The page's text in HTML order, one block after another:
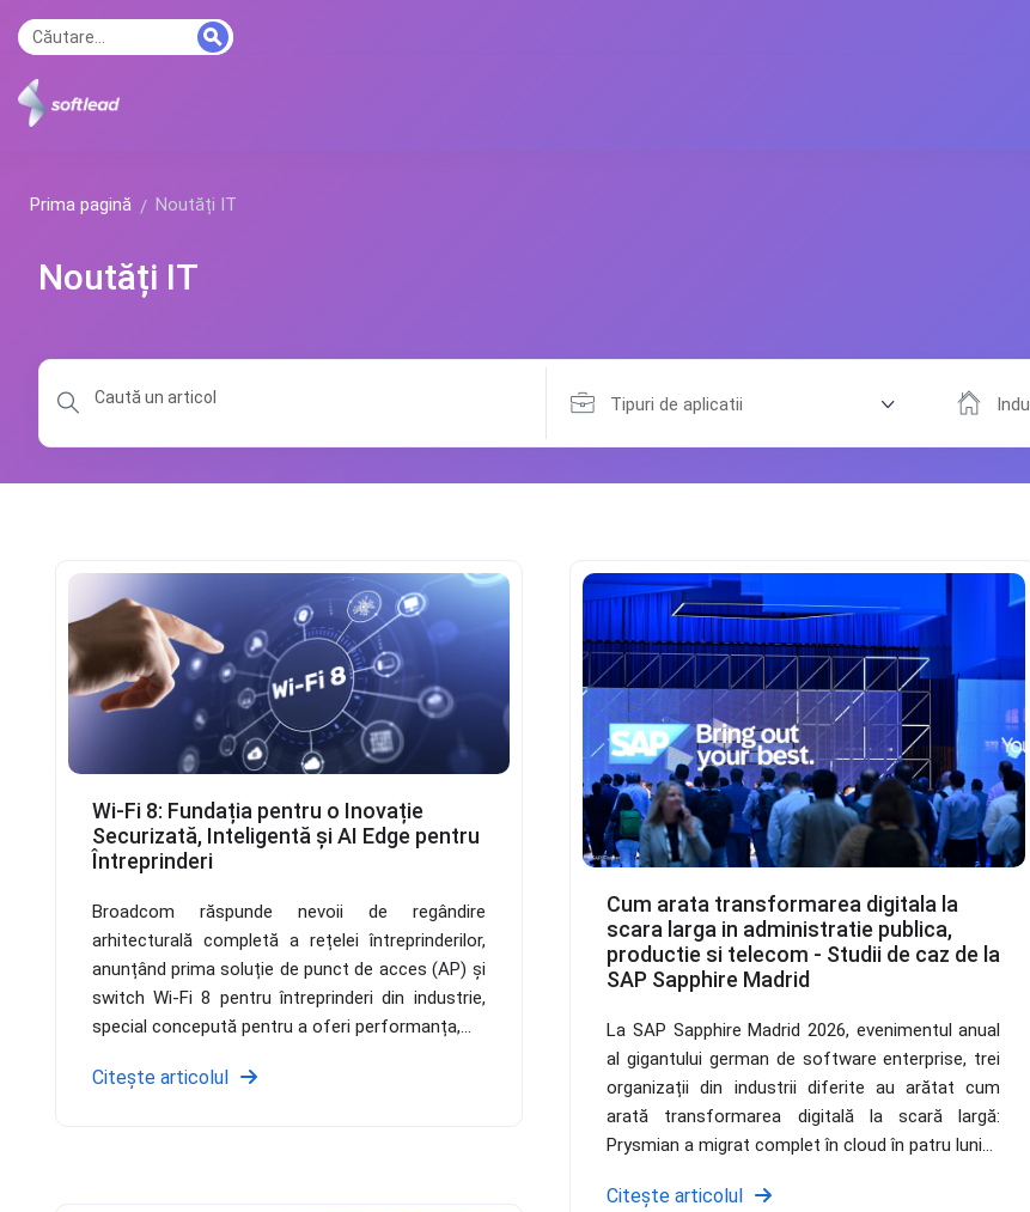
Prima pagină Noutăți IT
Noutăți IT
Tipuri de aplicatii
Wi-Fi 8: Fundația pentru o Inovație
Securizată, Inteligentă și AI Edge pentru
Întreprinderi
Broadcom răspunde nevoii de regândire
arhitecturală completă a rețelei întreprinderilor,
anunțând prima soluție de punct de acces (AP) și
switch Wi-Fi 8 pentru întreprinderi din industrie,
special concepută pentru a oferi performanța,...
Citește articolul
Cum arata transformarea digitala la
scara larga in administratie publica,
productie si telecom - Studii de caz de la
SAP Sapphire Madrid
La SAP Sapphire Madrid 2026, evenimentul anual
al gigantului german de software enterprise, trei
organizații din industrii diferite au arătat cum
arată transformarea digitală la scară largă:
Prysmian a migrat complet în cloud în patru luni...
Citește articolul